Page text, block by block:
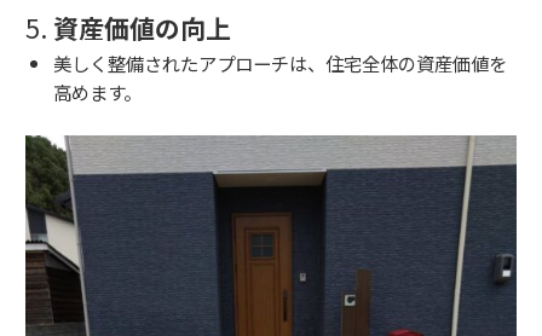
5. 資産価値の向上
美しく整備されたアプローチは、住宅全体の資産価値を
高めます。